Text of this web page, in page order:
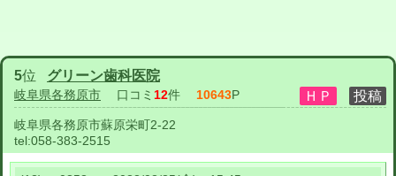
5位 グリーン歯科医院
岐阜県各務原市 口コミ 12件 10643P
岐阜県各務原市蘇原栄町2-22
tel:058-383-2515